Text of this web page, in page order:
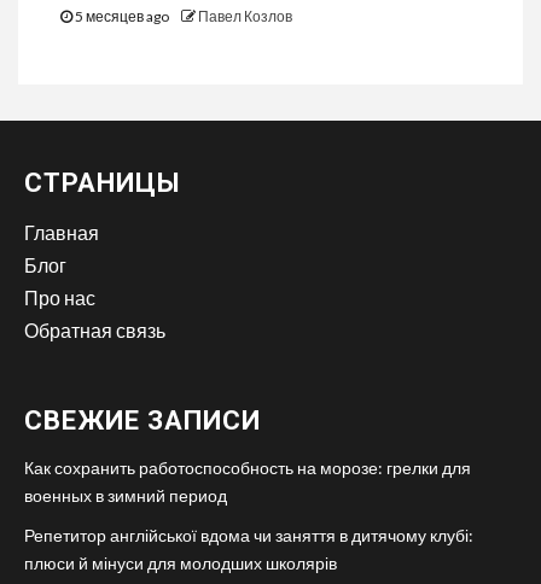
5 месяцев ago Павел Козлов
СТРАНИЦЫ
Главная
Блог
Про нас
Обратная связь
СВЕЖИЕ ЗАПИСИ
Как сохранить работоспособность на морозе: грелки для
военных в зимний период
Репетитор англійської вдома чи заняття в дитячому клубі:
плюси й мінуси для молодших школярів